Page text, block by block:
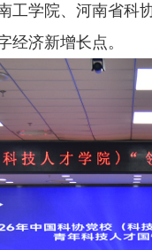
工学院、河南省科
经济新增长点。